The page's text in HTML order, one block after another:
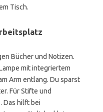
Tisch.
Bücher und Notizen.
mit integriertem
Arm entlang. Du sparst
Für Stifte und
Das hilft bei